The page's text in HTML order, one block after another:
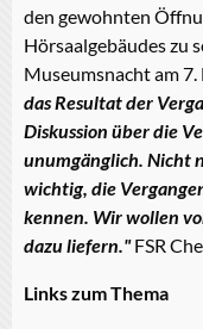
den gewohnten
Hörsaalgebäudes zu
Museumsnacht am
das Resultat der
Diskussion über die
unumgänglich. Nicht
wichtig, die
kennen. Wir wollen
dazu liefern."FSR
Links zum Thema